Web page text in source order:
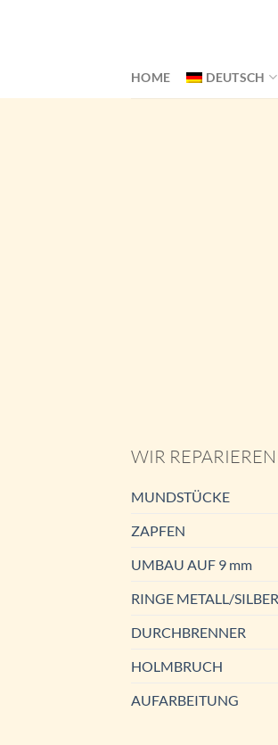
HOME DEUTSCH
WIR REPARIEREN
MUNDSTÜCKE
ZAPFEN
UMBAU AUF 9 mm
RINGE METALL/SILBER
DURCHBRENNER
HOLMBRUCH
AUFARBEITUNG